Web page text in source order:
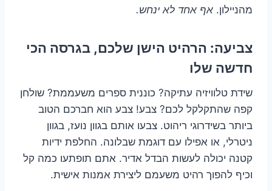
מהניילון. אף אחד לא ינחש.
צביעה: הרהיט הישן שלכם, בגרסה הכי
חדשה שלו
שידת טלוויזיה עתיקה? כוננית ספרים משעממת? שולחן
קפה שהתקלקל לכם? צבע! צבע הוא חברכם הטוב
ביותר בשידרוגי ריהוט. צבעו אותם בגוון נועז, בגוון
ניטרלי, או אפילו עם דוגמת שבלונה. החלפת ידיות
קטנה יכולה לעשות הבדל אדיר. אתם תופתעו כמה קל
וכיף להפוך רהיט משעמם ליצירת אמנות אישית.